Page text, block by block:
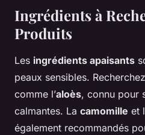
Ingrédients à
Produits
Les ingrédients apaisants
peaux sensibles.
comme l’aloès, connu pour
calmantes. La camomille et
également recommandés